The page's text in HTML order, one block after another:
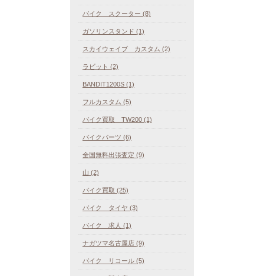
バイク スクーター (8)
ガソリンスタンド (1)
スカイウェイブ カスタム (2)
ラビット (2)
BANDIT1200S (1)
フルカスタム (5)
バイク買取 TW200 (1)
バイクパーツ (6)
全国無料出張査定 (9)
山 (2)
バイク買取 (25)
バイク タイヤ (3)
バイク 求人 (1)
ナガツマ名古屋店 (9)
バイク リコール (5)